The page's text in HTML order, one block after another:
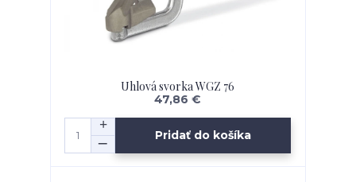
Uhlová svorka WGZ 76
47,86 €
Pridať do košíka